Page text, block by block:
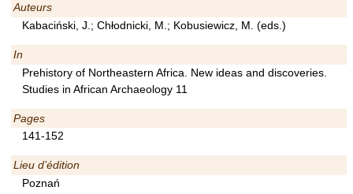
Auteurs
Kabaciński, J.; Chłodnicki, M.; Kobusiewicz, M. (eds.)
In
Prehistory of Northeastern Africa. New ideas and discoveries.
Studies in African Archaeology 11
Pages
141-152
Lieu d’édition
Poznań